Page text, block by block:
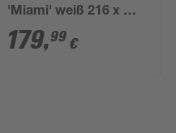
'Miami' weiß 216 x 54
x 3 cm
179,99 €